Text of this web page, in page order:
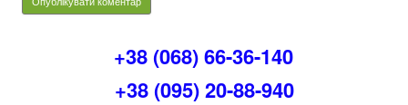
+38 (068) 66-36-140
+38 (095) 20-88-940